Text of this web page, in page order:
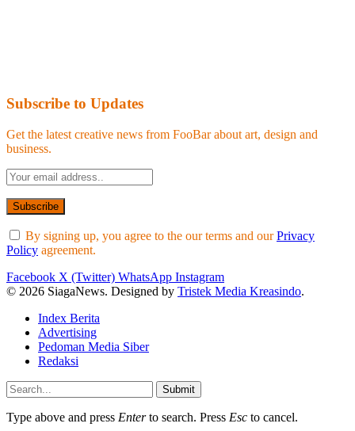
Subscribe to Updates
Get the latest creative news from FooBar about art, design and
business.
By signing up, you agree to the our terms and ourPrivacy
Policy agreement.
Facebook X (Twitter) WhatsApp Instagram
© 2026 SiagaNews. Designed by Tristek Media Kreasindo.
Index Berita
Advertising
Pedoman Media Siber
Redaksi
Submit
Type above and press Enterto search. Press Esc to cancel.